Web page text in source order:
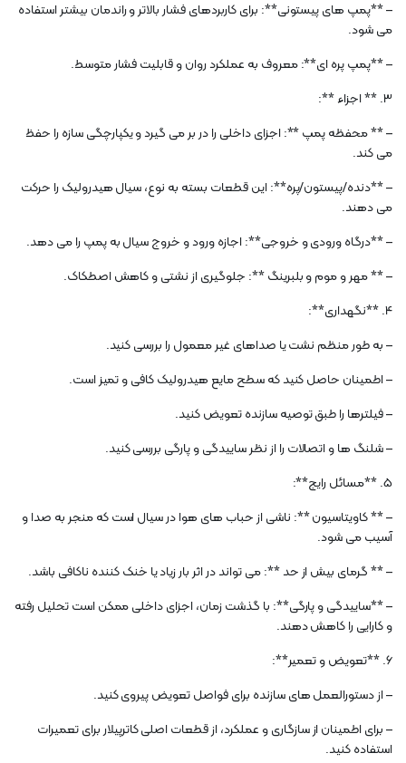
– **پمپ های پیستونی**: برای کاربردهای فشار بالاتر و راندمان بیشتر استفاده
می شود.
– **پمپ پره ای**: معروف به عملکرد روان و قابلیت فشار متوسط.
3. ** اجزاء **:
– ** محفظه پمپ **: اجزای داخلی را در بر می گیرد و یکپارچگی سازه را حفظ
می کند.
– **دنده/پیستون/پره**: این قطعات بسته به نوع، سیال هیدرولیک را حرکت
می دهند.
– **درگاه ورودی و خروجی**: اجازه ورود و خروج سیال به پمپ را می دهد.
– ** مهر و موم و بلبرینگ **: جلوگیری از نشتی و کاهش اصطکاک.
4. **نگهداری**:
– به طور منظم نشت یا صداهای غیر معمول را بررسی کنید.
– اطمینان حاصل کنید که سطح مایع هیدرولیک کافی و تمیز است.
– فیلترها را طبق توصیه سازنده تعویض کنید.
– شلنگ ها و اتصالات را از نظر ساییدگی و پارگی بررسی کنید.
5. **مسائل رایج**:
– ** کاویتاسیون **: ناشی از حباب های هوا در سیال است که منجر به صدا و
آسیب می شود.
– ** گرمای بیش از حد **: می تواند در اثر بار زیاد یا خنک کننده ناکافی باشد.
– **ساییدگی و پارگی**: با گذشت زمان، اجزای داخلی ممکن است تحلیل رفته
و کارایی را کاهش دهند.
6. **تعویض و تعمیر**:
– از دستورالعمل های سازنده برای فواصل تعویض پیروی کنید.
– برای اطمینان از سازگاری و عملکرد، از قطعات اصلی کاترپیلار برای تعمیرات
استفاده کنید.